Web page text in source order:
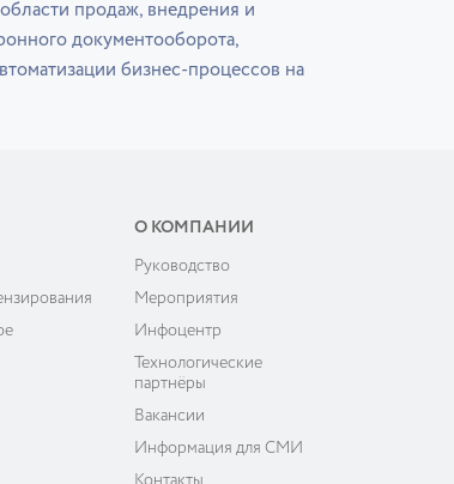
продаж, внедрения и
документооборота,
бизнес-процессов на
О КОМПАНИИ
Руководство
Мероприятия
Инфоцентр
Технологические
партнёры
Вакансии
Информация для СМИ
Контакты